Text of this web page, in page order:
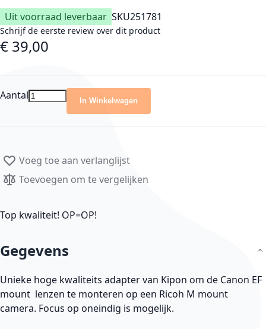
Uit voorraad leverbaar SKU251781
Schrijf de eerste review over dit product
€ 39,00
Aantal In Winkelwagen
Voeg toe aan verlanglijst
Toevoegen om te vergelijken
Top kwaliteit! OP=OP!
Gegevens
Unieke hoge kwaliteits adapter van Kipon om de Canon EF
mount lenzen te monteren op een Ricoh M mount
camera. Focus op oneindig is mogelijk.